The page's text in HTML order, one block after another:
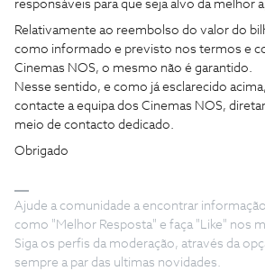
responsáveis para que seja alvo da melhor
Relativamente ao reembolso do valor do
como informado e previsto nos termos e
Cinemas NOS, o mesmo não é garantido.
Nesse sentido, e como já esclarecido
contacte a equipa dos Cinemas NOS,
meio de contacto dedicado.
Obrigado
Ajude a comunidade a encontrar
como "Melhor Resposta" e faça "Like" nos
Siga os perfis da moderação, através da
sempre a par das ultimas novidades.